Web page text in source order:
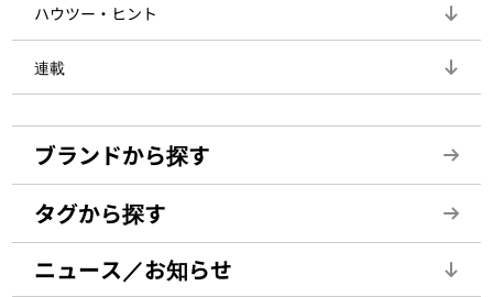
ハウツー・ヒント
連載
ブランドから探す
タグから探す
ニュース／お知らせ